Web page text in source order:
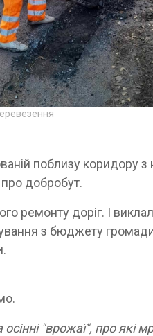
поблизу коридору з
добробут.
ремонту доріг. І
з бюджету
"врожаї", про які